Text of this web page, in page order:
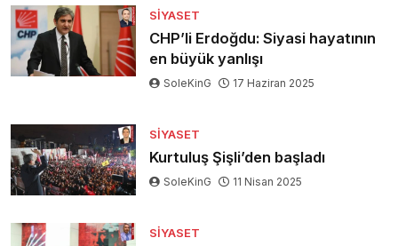
SIYASET
CHP’li Erdoğdu: Siyasi hayatının
en büyük yanlışı
SoleKinG 17 Haziran 2025
SIYASET
Kurtuluş Şişli’den başladı
SoleKinG 11 Nisan 2025
SIYASET